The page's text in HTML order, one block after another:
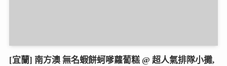
[宜蘭] 南方澳 無名蝦餅蚵嗲蘿蔔糕 @ 超人氣排隊小攤,